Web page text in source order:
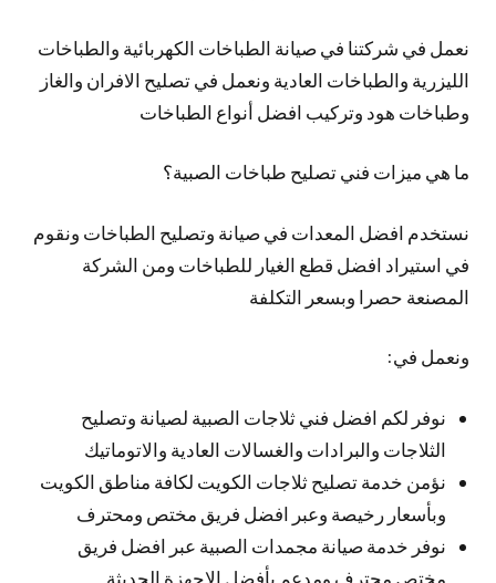
نعمل في شركتنا في صيانة الطباخات الكهربائية والطباخات
الليزرية والطباخات العادية ونعمل في تصليح الافران والغاز
وطباخات هود وتركيب افضل أنواع الطباخات
ما هي ميزات فني تصليح طباخات الصبية؟
نستخدم افضل المعدات في صيانة وتصليح الطباخات ونقوم
في استيراد افضل قطع الغيار للطباخات ومن الشركة
المصنعة حصرا وبسعر التكلفة
ونعمل في:
نوفر لكم افضل فني ثلاجات الصبية لصيانة وتصليح
الثلاجات والبرادات والغسالات العادية والاتوماتيك
نؤمن خدمة تصليح ثلاجات الكويت لكافة مناطق الكويت
وبأسعار رخيصة وعبر افضل فريق مختص ومحترف
نوفر خدمة صيانة مجمدات الصبية عبر افضل فريق
مختص محترف ومدعم بأفضل الاجهزة الحديثة